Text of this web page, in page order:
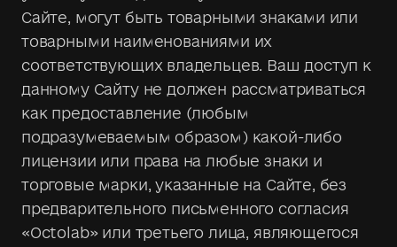
Сайте, могут быть товарными знаками или
товарными наименованиями их
соответствующих владельцев. Ваш доступ к
данному Сайту не должен рассматриваться
как предоставление (любым
подразумеваемым образом) какой-либо
лицензии или права на любые знаки и
торговые марки, указанные на Сайте, без
предварительного письменного согласия
«Octolab» или третьего лица, являющегося